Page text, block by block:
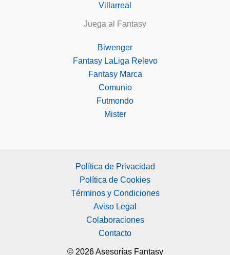
Villarreal
Juega al Fantasy
Biwenger
Fantasy LaLiga Relevo
Fantasy Marca
Comunio
Futmondo
Mister
Política de Privacidad
Política de Cookies
Términos y Condiciones
Aviso Legal
Colaboraciones
Contacto
© 2026 Asesorías Fantasy